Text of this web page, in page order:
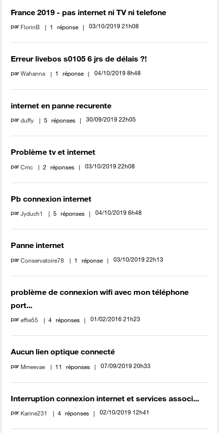
France 2019 - pas internet ni TV ni telefone
par FlorinB 1 réponse ‎03/10/2019 21h08
Erreur livebos s0105 6 jrs de délais ?!
parWahanna 1 réponse ‎04/10/2019 8h48
internet en panne recurente
parduffy 5 réponses ‎30/09/2019 22h05
Problème tv et internet
parCmc 2 réponses ‎03/10/2019 22h08
Pb connexion internet
parJyduch1 5 réponses ‎04/10/2019 6h48
Panne internet
parConservatoire78 1 réponse ‎03/10/2019 22h13
problème de connexion wifi avec mon téléphone
port...
pareffie55 4 réponses ‎01/02/2016 21h23
Aucun lien optique connecté
par Mmeevae 11 réponses ‎07/09/2019 20h33
Interruption connexion internet et services associ...
par Karine231 4 réponses ‎02/10/2019 12h41